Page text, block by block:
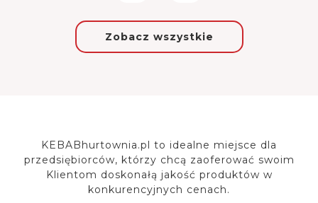
Zobacz wszystkie
KEBABhurtownia.pl to idealne miejsce dla
przedsiębiorców, którzy chcą zaoferować swoim
Klientom doskonałą jakość produktów w
konkurencyjnych cenach.